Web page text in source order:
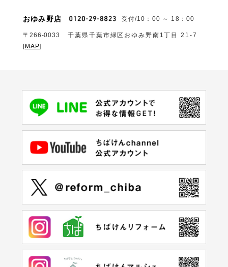
おゆみ野店 受付/10：00 ～ 18：00
〒266-0033
千葉県千葉市緑区おゆみ野南1丁目 21-7
[MAP]